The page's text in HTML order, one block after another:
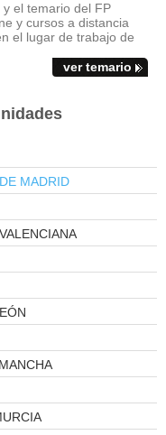
el temario del FP
y cursos a distancia
el lugar de trabajo de
ver temario
MADRID